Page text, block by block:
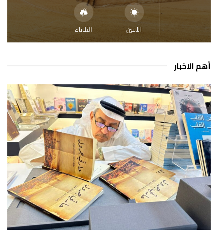
الأثنين الثلاثاء
أهم الاخبار